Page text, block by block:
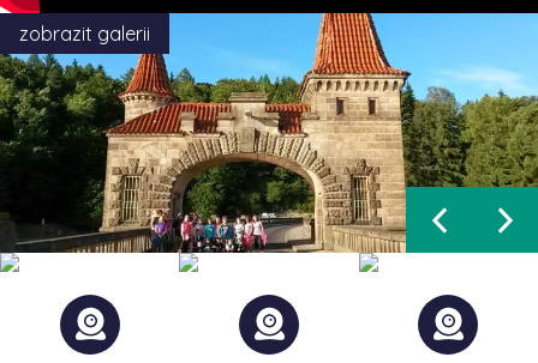
zobrazit galerii